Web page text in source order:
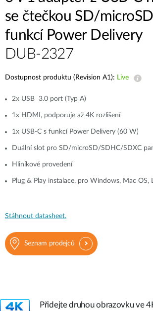
se čtečkou SD/
funkcí Power Delivery
DUB-2327
Dostupnost produktu (Revision A1): Live
2x USB 3.0 port (Typ A)
1x HDMI, podporuje až 4K rozlišení
1x USB-C s funkcí Power Delivery (60 W)
Duální slot pro SD/microSD/SDHC/SDXC
Hliníkové provedení
Plug & Play instalace, pro Windows, Mac OS,
Stáhnout datasheet.
Seznam prodejců
Přidejte druhou obrazovku ve